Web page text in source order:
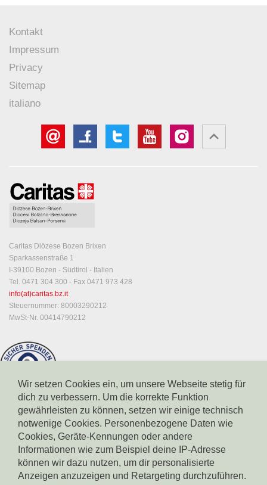
Kontakt
Impressum
Privacy
Sitemap
italiano
Caritas Diözese Bozen Brixen
Sparkassenstraße 1
I-39100 Bozen - Südtirol - Italien
Tel. 0471 304 300 - Fax 0471 973 428
info(at)caritas.bz.it
Steuernummer: 80003290212
MwSt-Nr. 00414790212
Spendenkonto Südtiroler Sparkasse
IBAN: IT17X0604511601000000110801
Wir setzen Cookies ein, um unsere Webseite stetig für
dich zu verbessern. Um die korrekte Funktion
gewährleisten zu können, setzen wir einige technisch
notwenige Cookies. Personenbezogene Daten wie
Cookies, Geräte-Kennungen oder andere
Informationen wie zum Beispiel deine IP-Adresse
können wir dazu nutzen, um dir personalisierte
Anzeigen anzuzeigen und Retargeting durchzuführen.